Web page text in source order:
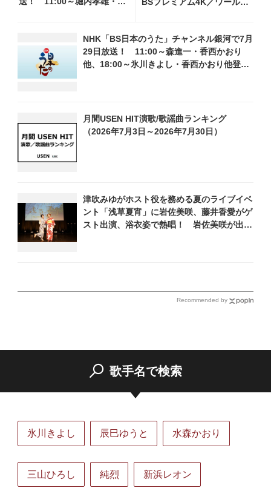
し・松原健之他登場！ 各
放送回の出演者・曲目情報
長山洋子 他登場、曲目や見
どころをお届け
NHK「BS日本のうた」チャンネル銀河で7月
29日放送！ 11:00～森進一・香西かおり
他、18:00～氷川きよし・香西かおり他登
月間USEN HIT演歌/歌謡曲ランキング
（2026年7月3日～2026年7月30日）
津吹みゆがホスト役を務める夏のライブイベ
ント「浅草夏宵」に岩佐美咲、藤井香愛がゲ
スト出演、浴衣姿で熱唱！ 岩佐美咲が出演
Recommended by
歌手名で検索
氷川きよし 辰巳ゆうと 水森かおり
三山ひろし 純烈 新浜レオン